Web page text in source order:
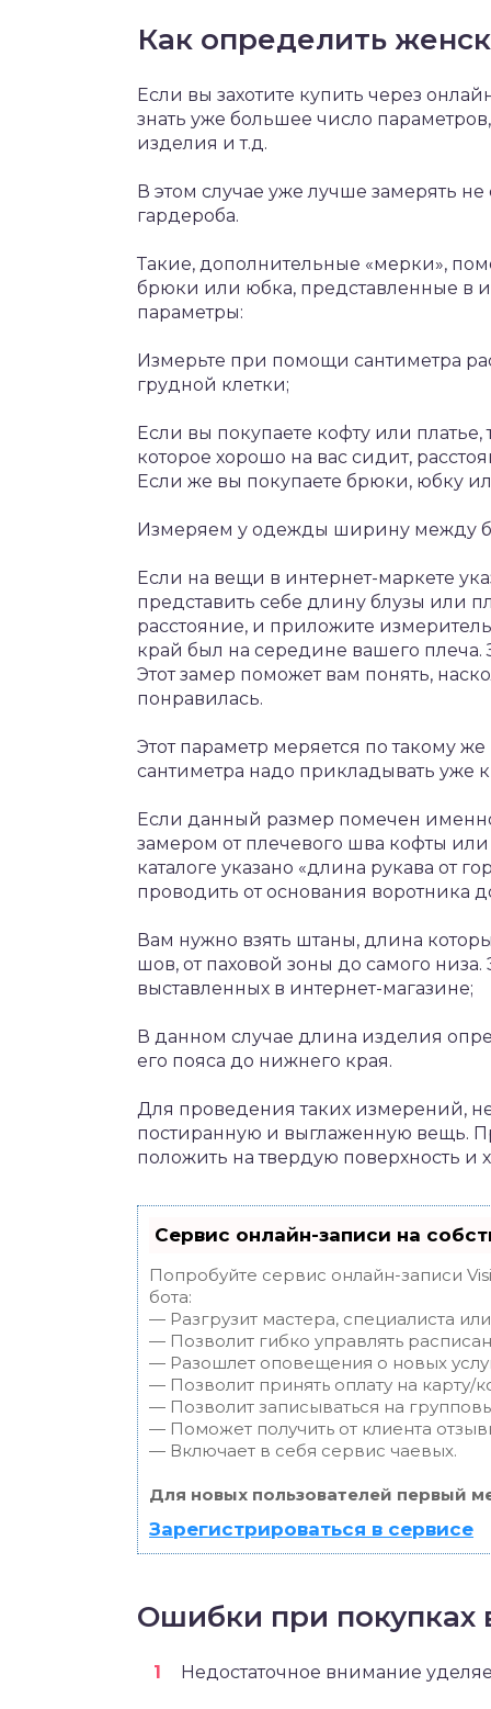
Как определить
Если вы захотите купить через
знать уже большее число
изделия и т.д.
В этом случае уже лучше замерять
гардероба.
Такие, дополнительные «мерки»,
брюки или юбка, представленные в
параметры:
Измерьте при помощи сантиметра
грудной клетки;
Если вы покупаете кофту или
которое хорошо на вас сидит,
Если же вы покупаете брюки, юбку
Измеряем у одежды ширину между
Если на вещи в интернет-маркете
представить себе длину блузы или
расстояние, и приложите
край был на середине вашего плеча.
Этот замер поможет вам понять,
понравилась.
Этот параметр меряется по такому
сантиметра надо прикладывать уже
Если данный размер помечен
замером от плечевого шва кофты
каталоге указано «длина рукава от
проводить от основания воротника
Вам нужно взять штаны, длина
шов, от паховой зоны до самого
выставленных в интернет-магазине;
В данном случае длина изделия
его пояса до нижнего края.
Для проведения таких измерений,
постиранную и выглаженную вещь.
положить на твердую поверхность и
Сервис онлайн-записи на
Попробуйте сервис онлайн-записи
бота:
— Разгрузит мастера, специалиста
— Позволит гибко управлять
— Разошлет оповещения о новых
— Позволит принять оплату на карту/
— Позволит записываться на
— Поможет получить от клиента
— Включает в себя сервис чаевых.
Для новых пользователей первый
Зарегистрироваться в сервисе
Ошибки при покупках
Недостаточное внимание